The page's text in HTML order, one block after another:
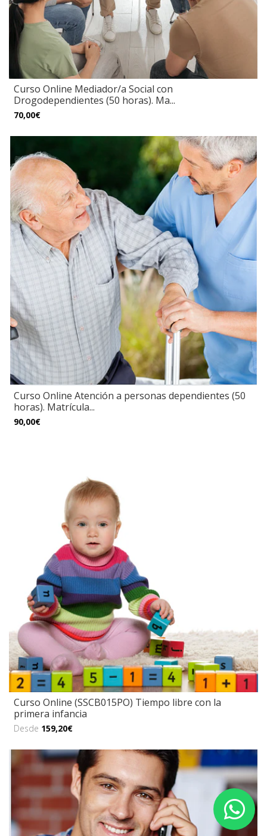
Curso Online Mediador/a Social con
Drogodependientes (50 horas). Ma...
70,00€
Curso Online Atención a personas dependientes (50
horas). Matrícula...
90,00€
Curso Online (SSCB015PO) Tiempo libre con la
primera infancia
Desde 159,20€